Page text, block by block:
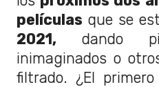
películas que se
2021, dando
inimaginados o
filtrado. ¿El